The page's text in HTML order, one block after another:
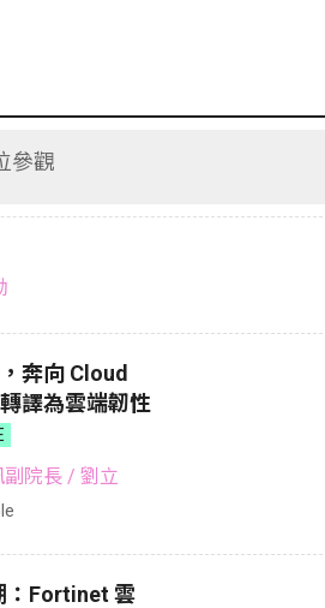
參觀
奔向 Cloud
譯為雲端韌性
副院長 / 劉立
：Fortinet 雲